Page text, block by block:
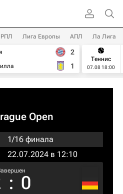
РПЛ Лига Европы АПЛ Ла Лига
2
1
Теннис
07.08 18:00
Open
1/16 финала
22.07.2024 в 12:10
: 0